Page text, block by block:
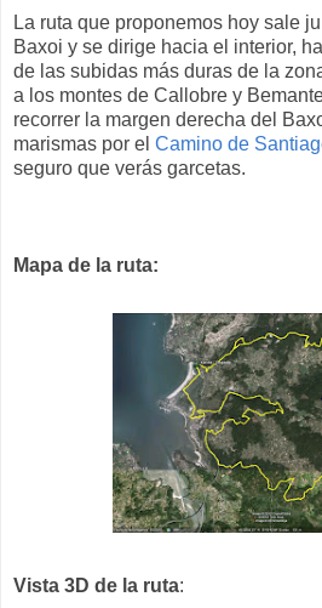
La ruta que proponemos hoy sale
Baxoi y se dirige hacia el interior,
de las subidas más duras de la
a los montes de Callobre y
recorrer la margen derecha del
marismas por el Camino de
seguro que verás garcetas.
Mapa de la ruta:
Vista 3D de la ruta: